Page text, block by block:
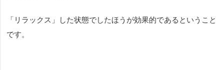
「リラックス」した状態でしたほうが効果的であるということ
です。